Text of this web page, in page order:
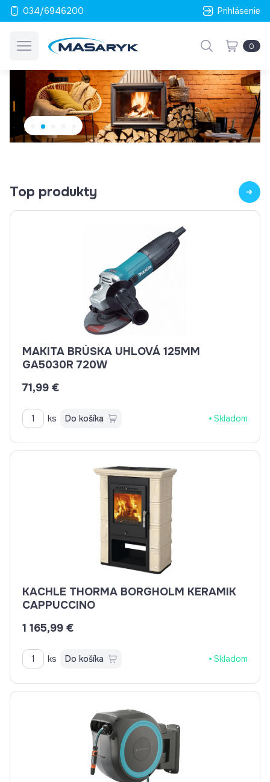
034/6946200 Prihlásenie
0
Top produkty
MAKITA BRÚSKA UHLOVÁ 125MM
GA5030R 720W
71,99 €
ks Do košíka Skladom
KACHLE THORMA BORGHOLM KERAMIK
CAPPUCCINO
1 165,99 €
ks Do košíka Skladom